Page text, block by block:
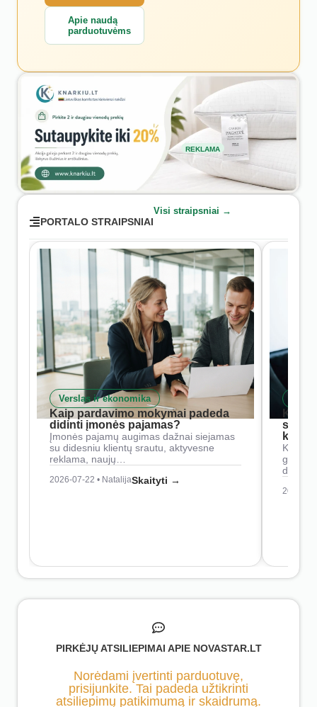
Apie naudą
parduotuvėms
REKLAMA
PORTALO STRAIPSNIAI
Visi straipsniai →
Verslas ir ekonomika
Kaip pardavimo mokymai padeda
didinti įmonės pajamas?
Įmonės pajamų augimas dažnai siejamas
su didesniu klientų srautu, aktyvesne
reklama, naujų…
2026-07-22 • NatalijaSkaityti →
Kaip
2026-
PIRKĖJŲ ATSILIEPIMAI APIE NOVASTAR.LT
Norėdami įvertinti parduotuvę,
prisijunkite. Tai padeda užtikrinti
atsiliepimų patikimumą ir skaidrumą.